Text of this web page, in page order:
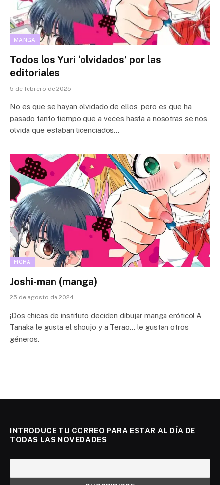
MANGA
Todos los Yuri ‘olvidados’ por las
editoriales
5 de febrero de 2025
No es que se hayan olvidado de ellos, pero es que ha
pasado tanto tiempo que a veces hasta a nosotras se nos
olvida que estaban licenciados…
FICHA
Joshi-man (manga)
25 de agosto de 2024
¡Dos chicas de instituto deciden dibujar manga erótico! A
Tanaka le gusta el shoujo y a Terao… le gustan otros
géneros.
INTRODUCE TU CORREO PARA ESTAR AL DÍA DE
TODAS LAS NOVEDADES